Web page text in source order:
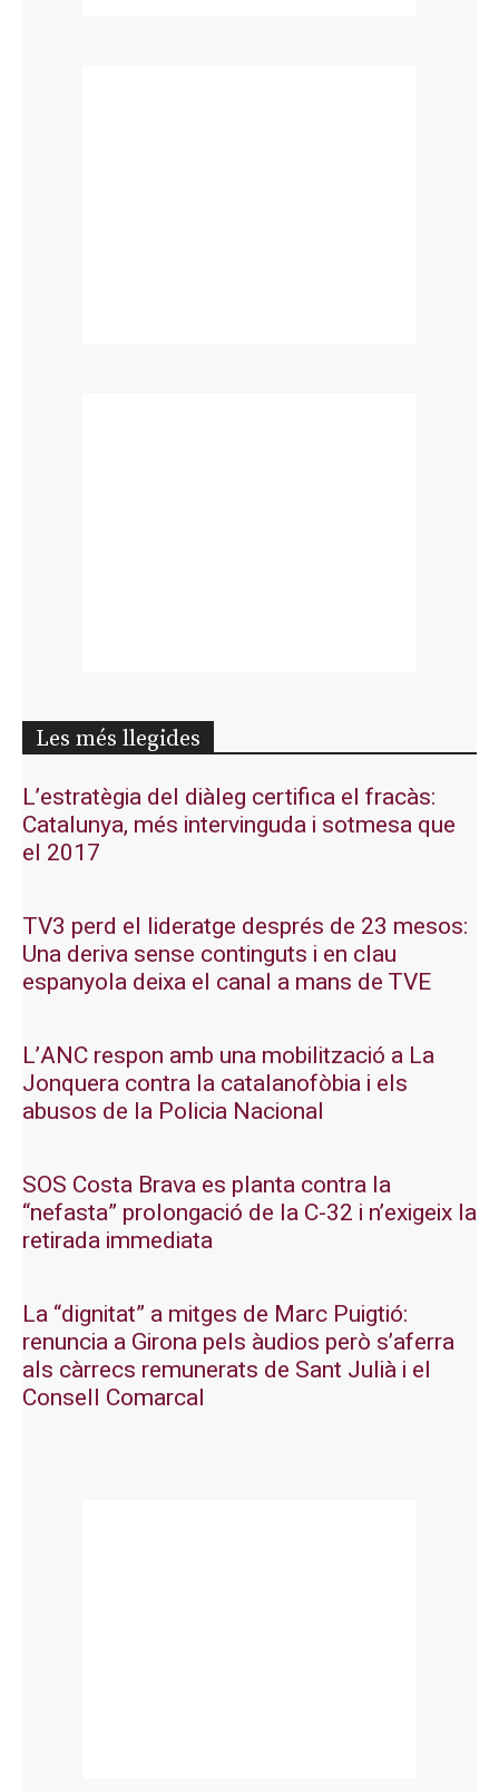
Les més llegides
L’estratègia del diàleg certifica el fracàs:
Catalunya, més intervinguda i sotmesa que
el 2017
TV3 perd el lideratge després de 23 mesos:
Una deriva sense continguts i en clau
espanyola deixa el canal a mans de TVE
L’ANC respon amb una mobilització a La
Jonquera contra la catalanofòbia i els
abusos de la Policia Nacional
SOS Costa Brava es planta contra la
“nefasta” prolongació de la C-32 i n’exigeix la
retirada immediata
La “dignitat” a mitges de Marc Puigtió:
renuncia a Girona pels àudios però s’aferra
als càrrecs remunerats de Sant Julià i el
Consell Comarcal